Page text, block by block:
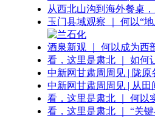
从西北山沟到海外餐桌
玉门县域观察 ｜ 何以“
酒泉新观 ｜ 何以成为西
看，这里是肃北 ｜ 如何
中新网甘肃周周见 | 陇
中新网甘肃周周见 | 从
看，这里是肃北 ｜ 何以
看，这里是肃北 ｜ “关